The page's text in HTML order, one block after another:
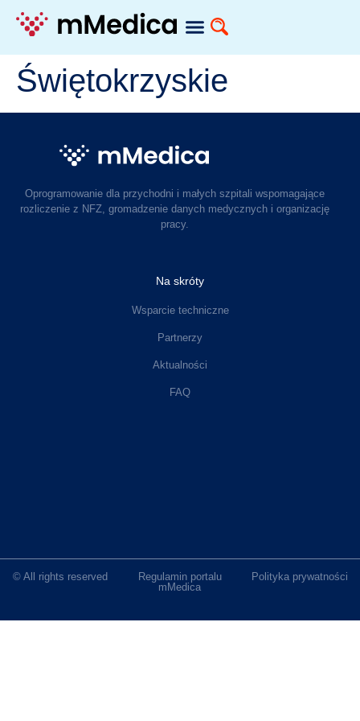
Świętokrzyskie
Oprogramowanie dla przychodni i małych szpitali wspomagające
rozliczenie z NFZ, gromadzenie danych medycznych i organizację
pracy.
Na skróty
Wsparcie techniczne
Partnerzy
Aktualności
FAQ
© All rights reserved
Regulamin portalu
mMedica
Polityka prywatności